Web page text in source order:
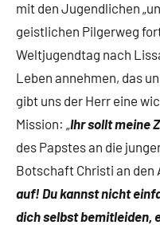
mit den Jugendlichen
geistlichen Pilgerweg
Weltjugendtag nach
Leben annehmen, das
gibt uns der Herr eine
Mission: „ Ihr sollt meine
des Papstes an die
Botschaft Christi an den
auf! Du kannst nicht
dich selbst bemitleiden,